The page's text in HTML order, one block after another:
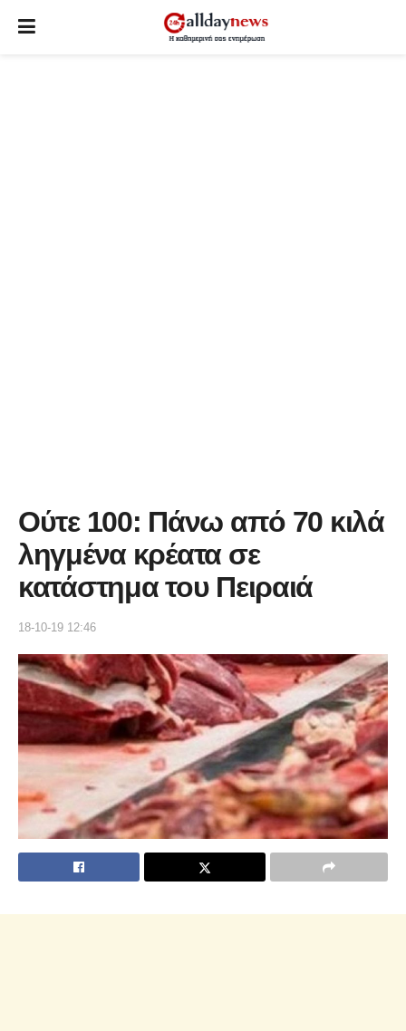
Ούτε 100: Πάνω από 70 κιλά
ληγμένα κρέατα σε
κατάστημα του Πειραιά
18-10-19 12:46